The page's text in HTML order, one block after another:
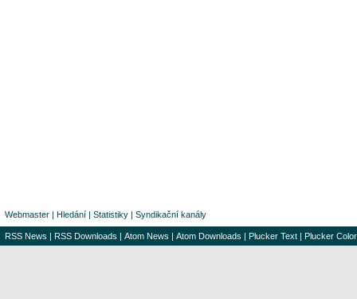
Webmaster | Hledání | Statistiky | Syndikační kanály
RSS News | RSS Downloads | Atom News | Atom Downloads | Plucker Text | Plucker Color